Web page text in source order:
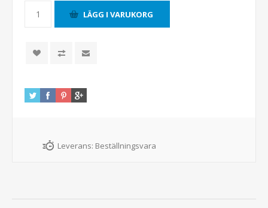
Leverans: Beställningsvara